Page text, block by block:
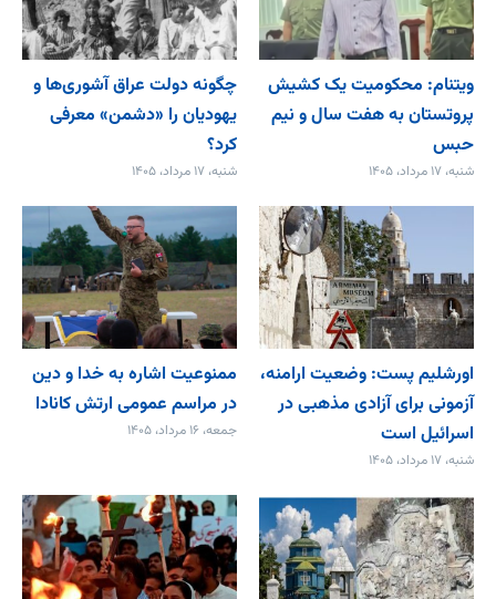
ویتنام: محکومیت یک کشیش
پروتستان به هفت سال و نیم
حبس
شنبه، ۱۷ مرداد، ۱۴۰۵
چگونه دولت عراق آشوری‌ها و
یهودیان را «دشمن» معرفی
کرد؟
شنبه، ۱۷ مرداد، ۱۴۰۵
اورشلیم پست: وضعیت ارامنه،
آزمونی برای آزادی مذهبی در
اسرائیل است
شنبه، ۱۷ مرداد، ۱۴۰۵
ممنوعیت اشاره به خدا و دین
در مراسم عمومی ارتش کانادا
جمعه، ۱۶ مرداد، ۱۴۰۵